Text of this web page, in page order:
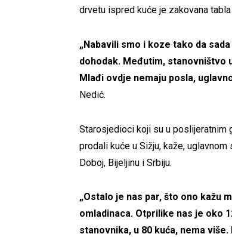
drvetu ispred kuće je zakovana
„Nabavili smo i koze tako da
dohodak. Međutim, stanovništvo
Mlađi ovdje nemaju posla,
Nedić.
Starosjedioci koji su u poslijeratnim
prodali kuće u Sižju, kaže,
Doboj, Bijeljinu i Srbiju.
„Ostalo je nas par, što ono kažu
omladinaca. Otprilike nas je oko
stanovnika, u 80 kuća, nema više.